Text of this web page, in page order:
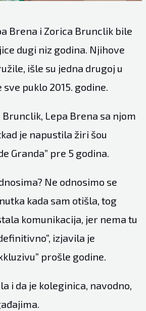
Brena i Zorica Brunclik bile
dugi niz godina. Njihove
išle su jedna drugoj u
sve puklo 2015. godine.
Lepa Brena sa njom
je napustila žiri šou
Granda” pre 5 godina.
Ne odnosimo se
kada sam otišla, tog
komunikacija, jer nema tu
izjavila je
prošle godine.
i da je koleginica, navodno,